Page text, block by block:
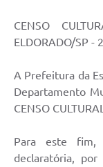
CENSO
ELDORADO/SP -
A Prefeitura da
Departamento
CENSO
Para este fim,
declaratória,